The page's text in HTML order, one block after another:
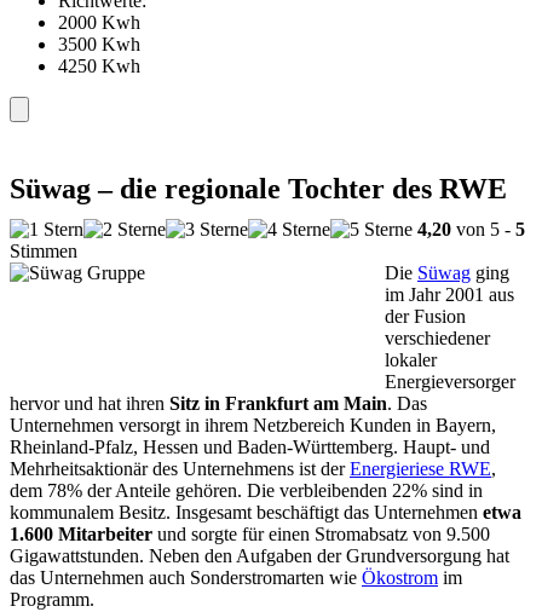
2000 Kwh
3500 Kwh
4250 Kwh
Süwag – die regionale Tochter des RWE
4,20 von 5 - 5
Stimmen
Die Süwag ging
im Jahr 2001 aus
der Fusion
verschiedener
lokaler
Energieversorger
hervor und hat ihren Sitz in Frankfurt am Main. Das
Unternehmen versorgt in ihrem Netzbereich Kunden in Bayern,
Rheinland-Pfalz, Hessen und Baden-Württemberg. Haupt- und
Mehrheitsaktionär des Unternehmens ist derEnergieriese RWE,
dem 78% der Anteile gehören. Die verbleibenden 22% sind in
kommunalem Besitz. Insgesamt beschäftigt das Unternehmen etwa
1.600 Mitarbeiter und sorgte für einen Stromabsatz von 9.500
Gigawattstunden. Neben den Aufgaben der Grundversorgung hat
das Unternehmen auch Sonderstromarten wie Ökostrom im
Programm.